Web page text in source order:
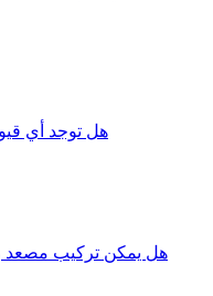
هل توجد أي
هل يمكن تركيب مصعد